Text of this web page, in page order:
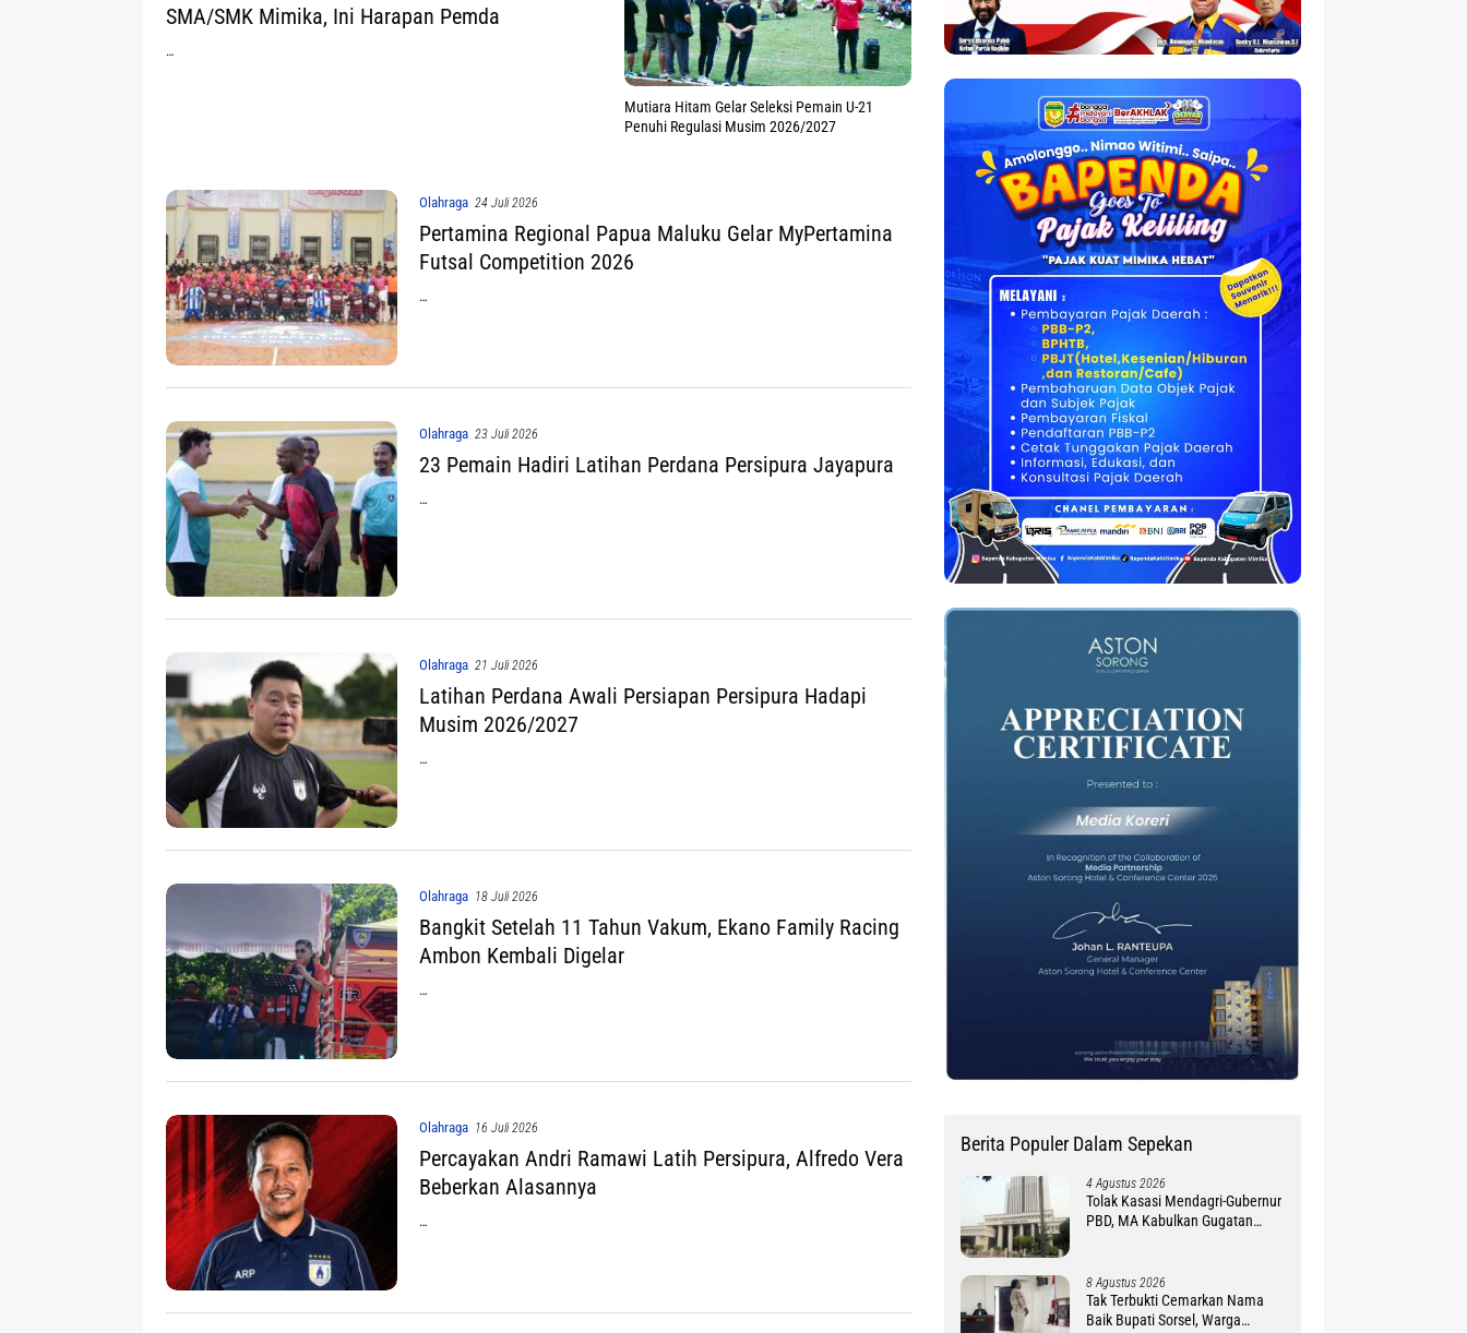
SMA/SMK Mimika, Ini Harapan Pemda
…
Mutiara Hitam Gelar Seleksi Pemain U-21
Penuhi Regulasi Musim 2026/2027
Olahraga 24 Juli 2026
Pertamina Regional Papua Maluku Gelar MyPertamina
Futsal Competition 2026
…
Olahraga 23 Juli 2026
23 Pemain Hadiri Latihan Perdana Persipura Jayapura
…
Olahraga 21 Juli 2026
Latihan Perdana Awali Persiapan Persipura Hadapi
Musim 2026/2027
…
Olahraga 18 Juli 2026
Bangkit Setelah 11 Tahun Vakum, Ekano Family Racing
Ambon Kembali Digelar
…
Olahraga 16 Juli 2026
Percayakan Andri Ramawi Latih Persipura, Alfredo Vera
Beberkan Alasannya
…
Berita Populer Dalam Sepekan
4 Agustus 2026
Tolak Kasasi Mendagri-Gubernur
PBD, MA Kabulkan Gugatan
8 Agustus 2026
Tak Terbukti Cemarkan Nama
Baik Bupati Sorsel, Warga